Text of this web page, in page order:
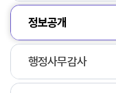
정보공개
행정사무감사